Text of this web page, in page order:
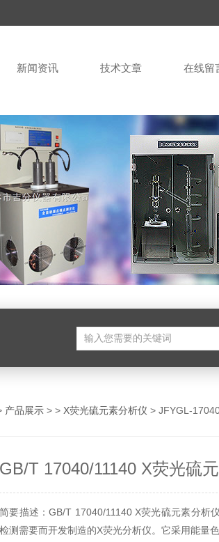
新闻资讯 技术文章 在线留
产品展示 > > X荧光硫元素分析仪 > JFYGL-17040GB/T
GB/T 17040/11140 X荧光硫
简要描述：GB/T 17040/11140 X荧光硫元素分析
检测需要而开发制造的X荧光分析仪。它采用能量